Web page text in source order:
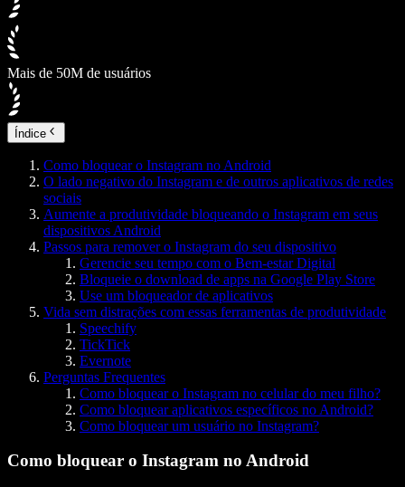
Mais de 50M de usuários
Índice
Como bloquear o Instagram no Android
O lado negativo do Instagram e de outros aplicativos de redes
sociais
Aumente a produtividade bloqueando o Instagram em seus
dispositivos Android
Passos para remover o Instagram do seu dispositivo
Gerencie seu tempo com o Bem-estar Digital
Bloqueie o download de apps na Google Play Store
Use um bloqueador de aplicativos
Vida sem distrações com essas ferramentas de produtividade
Speechify
TickTick
Evernote
Perguntas Frequentes
Como bloquear o Instagram no celular do meu filho?
Como bloquear aplicativos específicos no Android?
Como bloquear um usuário no Instagram?
Como bloquear o Instagram no Android